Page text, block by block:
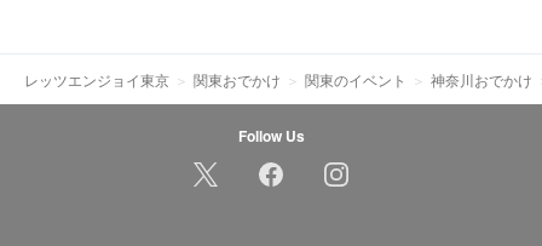
レッツエンジョイ東京 関東おでかけ 関東のイベント 神奈川おでかけ
Follow Us